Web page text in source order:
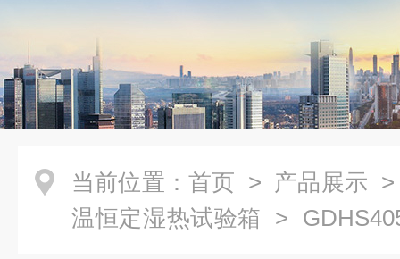
当前位置： 首页 > 产品展示
温恒定湿热试验箱 >